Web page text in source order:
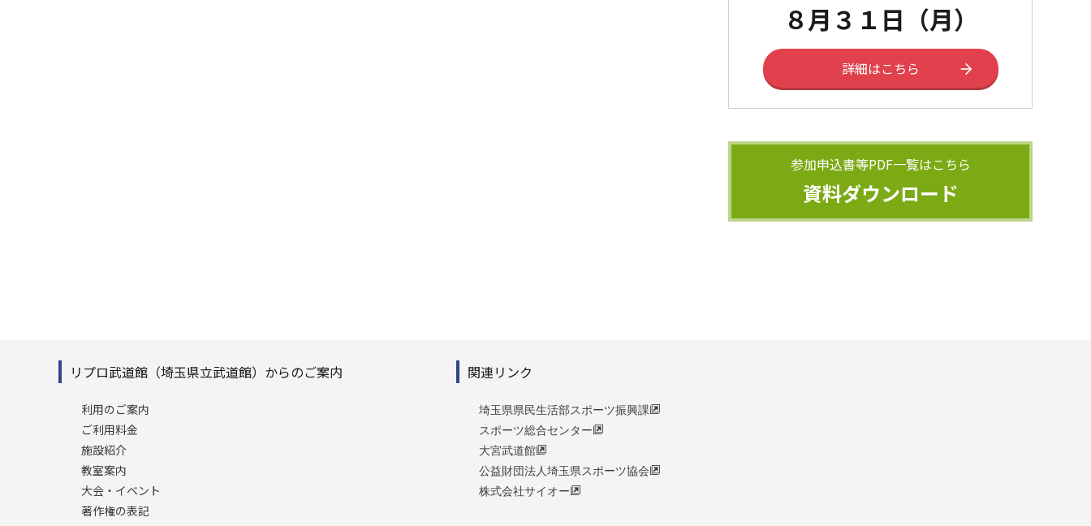
８月３１日（月）
詳細はこちら
参加申込書等PDF一覧はこちら
資料ダウンロード
リプロ武道館（埼玉県立武道館）からのご案内
利用のご案内
ご利用料金
施設紹介
教室案内
大会・イベント
著作権の表記
関連リンク
埼玉県県民生活部スポーツ振興課
スポーツ総合センター
大宮武道館
公益財団法人埼玉県スポーツ協会
株式会社サイオー